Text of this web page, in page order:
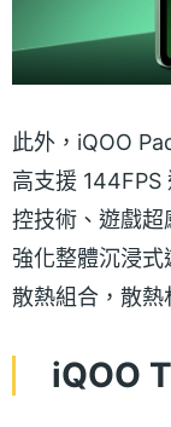
此外，iQOO
高支援 144FPS
控技術、遊戲
強化整體沉浸
散熱組合，散
iQOO